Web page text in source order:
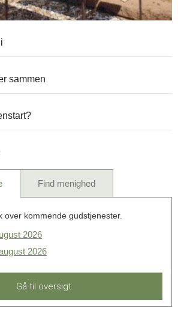
sammen
Find menighed
over kommende gudstjenester.
2026
2026
Gå til oversigt